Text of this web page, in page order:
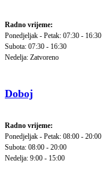
Radno vrijeme:
Ponedjeljak - Petak: 07:30 - 16:30
Subota: 07:30 - 16:30
Nedelja: Zatvoreno
Doboj
Radno vrijeme:
Ponedjeljak - Petak: 08:00 - 20:00
Subota: 08:00 - 20:00
Nedelja: 9:00 - 15:00